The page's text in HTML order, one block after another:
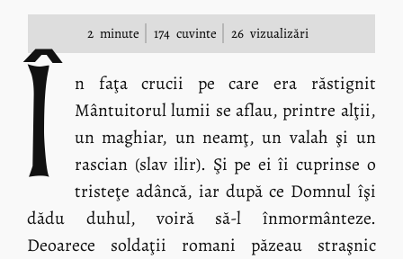
2 minute 174 cuvinte 26 vizualizări
Î
n faţa crucii pe care era răstignit
Mântuitorul lumii se aflau, printre alţii,
un maghiar, un neamţ, un valah şi un
rascian (slav ilir). Şi pe ei îi cuprinse o
tristeţe adâncă, iar după ce Domnul îşi
dădu duhul, voiră să-l înmormânteze.
Deoarece soldaţii romani păzeau straşnic